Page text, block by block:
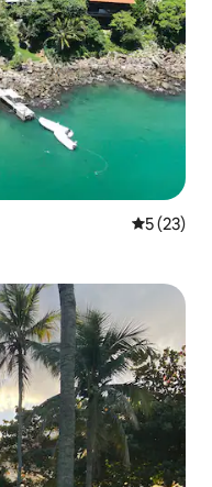
5 (23)
appréciés